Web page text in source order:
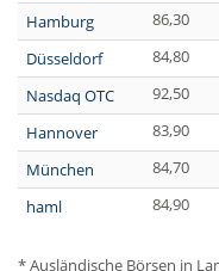
Hamburg
86,30
Düsseldorf
84,80
Nasdaq OTC
92,50
Hannover
83,90
München
84,70
haml
84,90
* Ausländische Börsen in